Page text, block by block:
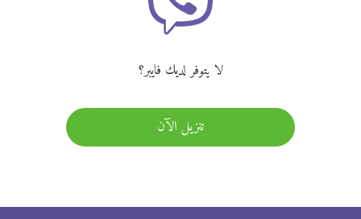
لا يتوفر لديك فايبر؟
تنزيل الآن